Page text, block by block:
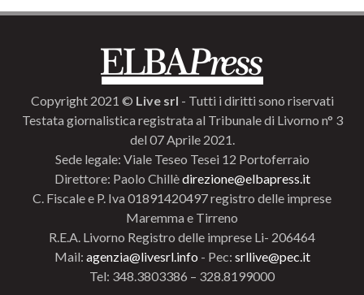
Copyright 2021 © Live srl - Tutti i diritti sono riservati
Testata giornalistica registrata al Tribunale di Livorno n° 3
del 07 Aprile 2021.
Sede legale: Viale Teseo Tesei 12 Portoferraio
Direttore: Paolo Chillèdirezione@elbapress.it
C. Fiscale e P. Iva 01891420497 registro delle imprese
Maremma e Tirreno
R.E.A. Livorno Registro delle imprese Li- 206464
Mail: agenzia@livesrl.info - Pec: srllive@pec.it
Tel: 348.3803386 – 328.8199000